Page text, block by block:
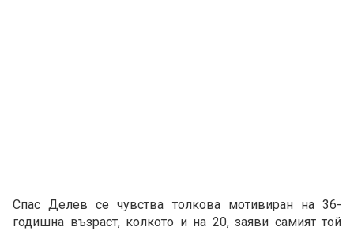
Спас Делев се чувства толкова мотивиран на 36-
годишна възраст, колкото и на 20, заяви самият той